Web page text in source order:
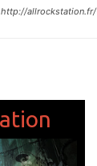
http://allrockstation.fr/